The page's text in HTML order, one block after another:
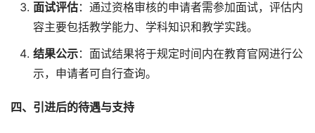
面试评估：通过资格审核的申请者需参加面试，评估内
容主要包括教学能力、学科知识和教学实践。
结果公示：面试结果将于规定时间内在教育官网进行公
示，申请者可自行查询。
四、引进后的待遇与支持